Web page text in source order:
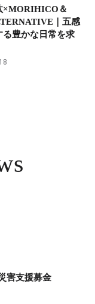
×MORIHICO＆
｜五感
る豊かな日常を求
害支援募金